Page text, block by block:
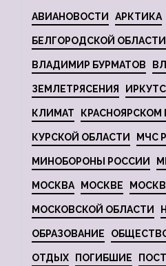
АВИАНОВОСТИ АРКТИКА
БЕЛГОРОДСКОЙ ОБЛАСТИ
ВЛАДИМИР БУРМАТОВ
ЗЕМЛЕТРЯСЕНИЯ
КЛИМАТ КРАСНОЯРСКОМ
КУРСКОЙ ОБЛАСТИ МЧС
МИНОБОРОНЫ РОССИИ
МОСКВА МОСКВЕ
МОСКОВСКОЙ ОБЛАСТИ
ОБРАЗОВАНИЕ
ОТДЫХ ПОГИБШИЕ